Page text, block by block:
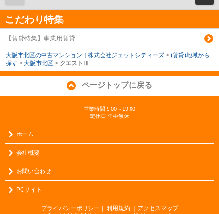
こだわり特集
【賃貸特集】事業用賃貸
大阪市北区の中古マンション｜株式会社ジェットシティーズ > (賃貸)地域から
探す > 大阪市北区 > クエストⅢ
ページトップに戻る
営業時間:9:00～19:00
定休日:年中無休
ホーム
会社概要
お問い合わせ
PCサイト
プライバシーポリシー 利用規約 ｜アクセスマップ